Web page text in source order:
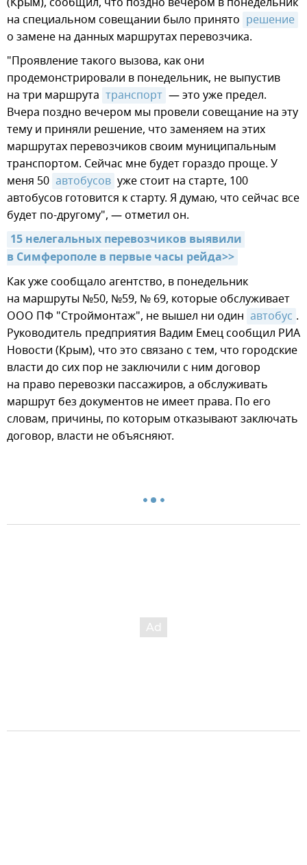
на специальном совещании было принято решение
о замене на данных маршрутах перевозчика.
"Проявление такого вызова, как они
продемонстрировали в понедельник, не выпустив
на три маршрута транспорт — это уже предел.
Вчера поздно вечером мы провели совещание на эту
тему и приняли решение, что заменяем на этих
маршрутах перевозчиков своим муниципальным
транспортом. Сейчас мне будет гораздо проще. У
меня 50 автобусов уже стоит на старте, 100
автобусов готовится к старту. Я думаю, что сейчас все
будет по-другому", — отметил он.
15 нелегальных перевозчиков выявили
в Симферополе в первые часы рейда>>
Как уже сообщало агентство, в понедельник
на маршруты №50, №59, № 69, которые обслуживает
ООО ПФ "Строймонтаж", не вышел ни один автобус .
Руководитель предприятия Вадим Емец сообщил РИА
Новости (Крым), что это связано с тем, что городские
власти до сих пор не заключили с ним договор
на право перевозки пассажиров, а обслуживать
маршрут без документов не имеет права. По его
словам, причины, по которым отказывают заключать
договор, власти не объясняют.